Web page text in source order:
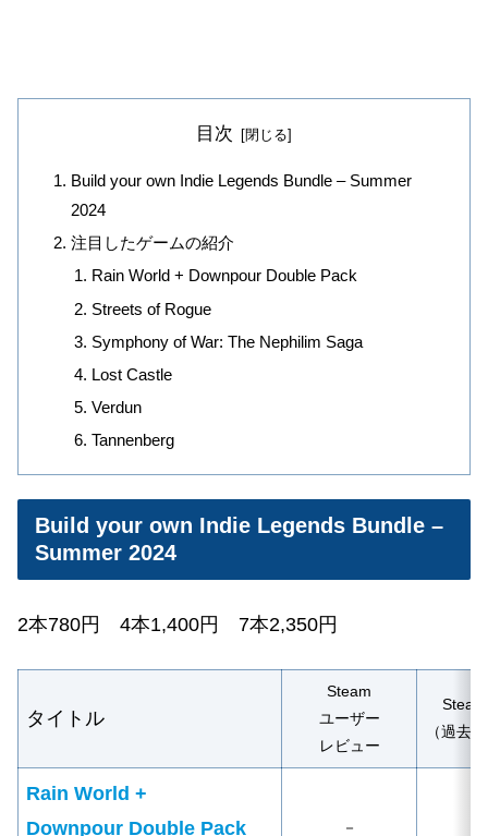
目次
Build your own Indie Legends Bundle – Summer
2024
注目したゲームの紹介
Rain World + Downpour Double Pack
Streets of Rogue
Symphony of War: The Nephilim Saga
Lost Castle
Verdun
Tannenberg
Build your own Indie Legends Bundle –
Summer 2024
2本780円 4本1,400円 7本2,350円
タイトル
Steam
ユーザー
レビュー
（過去
Rain World +
Downpour Double Pack
－